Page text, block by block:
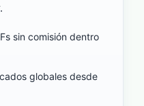
sin comisión dentro
globales desde